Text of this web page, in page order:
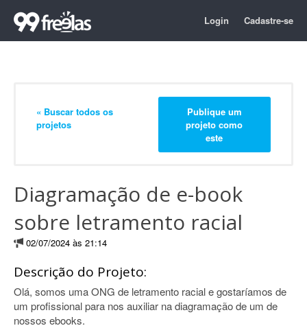
Login Cadastre-se
« Buscar todos os
projetos
Publique um
projeto como
este
Diagramação de e-book
sobre letramento racial
02/07/2024 às 21:14
Descrição do Projeto:
Olá, somos uma ONG de letramento racial e gostaríamos de
um profissional para nos auxiliar na diagramação de um de
nossos ebooks.